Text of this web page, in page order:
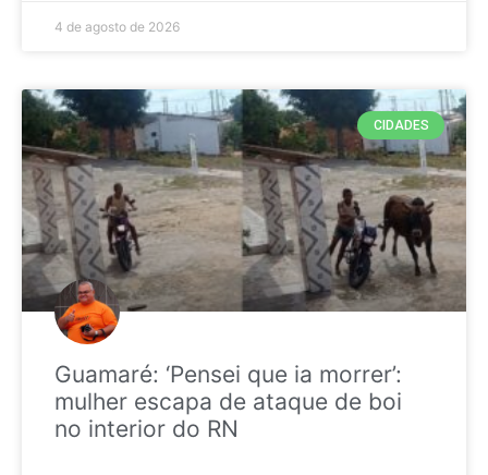
4 de agosto de 2026
CIDADES
Guamaré: ‘Pensei que ia morrer’:
mulher escapa de ataque de boi
no interior do RN